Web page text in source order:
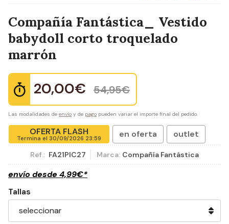
Compañía Fantástica_ Vestido
babydoll corto troquelado
marrón
20,00€ 54,95€
Las modalidades de envío y de pago pueden variar el importe final del pedido.
OFERTA FLASH
Termina el 30/09/2026 23:59 en oferta outlet
Ref.: FA21PIC27 Marca: Compañía Fantástica
envío desde 4,99€*
Tallas